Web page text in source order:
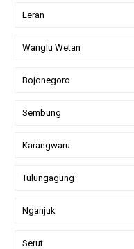
Leran
Wanglu Wetan
Bojonegoro
Sembung
Karangwaru
Tulungagung
Nganjuk
Serut